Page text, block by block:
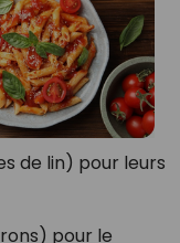
de lin) pour leurs
pour le